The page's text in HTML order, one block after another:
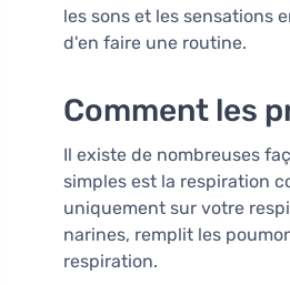
les sons et les sensations
d'en faire une routine.
Comment les
Il existe de nombreuses
simples est la respiration
uniquement sur votre
narines, remplit les
respiration.